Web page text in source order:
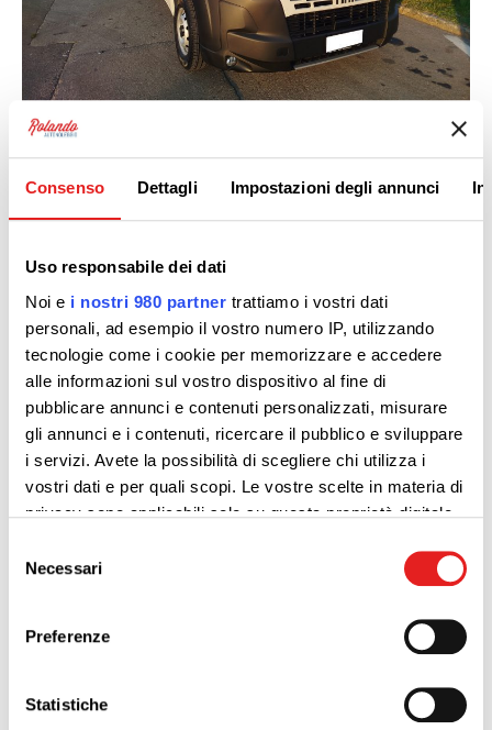
Consenso Dettagli Impostazioni degli annunci
Uso responsabile dei dati
Noi e i nostri 980 partner trattiamo i vostri dati
personali, ad esempio il vostro numero IP, utilizzando
tecnologie come i cookie per memorizzare e accedere
alle informazioni sul vostro dispositivo al fine di
pubblicare annunci e contenuti personalizzati, misurare
gli annunci e i contenuti, ricercare il pubblico e sviluppare
i servizi. Avete la possibilità di scegliere chi utilizza i
vostri dati e per quali scopi. Le vostre scelte in materia di
privacy sono applicabili solo su questa proprietà digitale
modificare o revocare il proprio consenso in qualsiasi
momento dalla Dichiarazione sui cookie o facendo clic
e imposta le tue preferenze nella
sezione dettagli. Puoi
modificare o ritirare il tuo consenso in qualsiasi momento
delNecessari
Preferenze
Statistiche